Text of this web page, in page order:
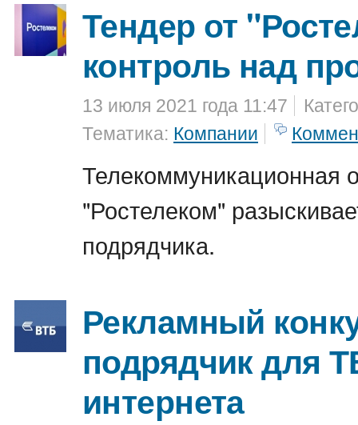
Тендер от
контроль над
13 июля 2021 года 11:47
Тематика: Компании
Телекоммуникационная
"Ростелеком"
подрядчика.
Рекламный
подрядчик для
интернета